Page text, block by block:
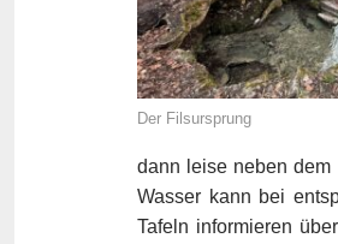
Der Filsursprung
dann leise neben dem
Wasser kann bei
Tafeln informieren